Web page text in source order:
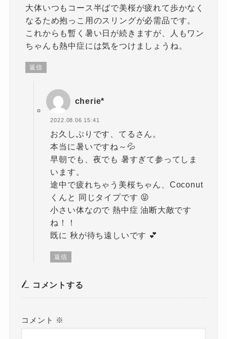
大体いつもコース半ばで美桜が疲れて歩かなく
なるため抱っこ用のスリングが必需品です。
これからも暫く暑い日が続きますが、人もワン
ちゃんも熱中症には気をつけましょうね。
返信
cherie*
2022.08.06 15:41
お久しぶりです、てるさん。
本当に暑いですね～💦
早朝でも、夜でも 暑すぎて参ってしま
います。
途中で疲れちゃう美桜ちゃん、Coconut
くんと 同じタイプです 😝
小さい体なので 熱中症 油断大敵です
ね！！
既に 秋が待ち遠しいです 💕
返信
コメントする
コメント ※